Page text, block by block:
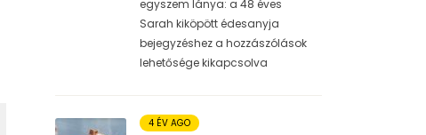
egyszem lánya: a 48 éves
Sarah kiköpött édesanyja
bejegyzéshez a hozzászólások
lehetősége kikapcsolva
4 ÉV AGO